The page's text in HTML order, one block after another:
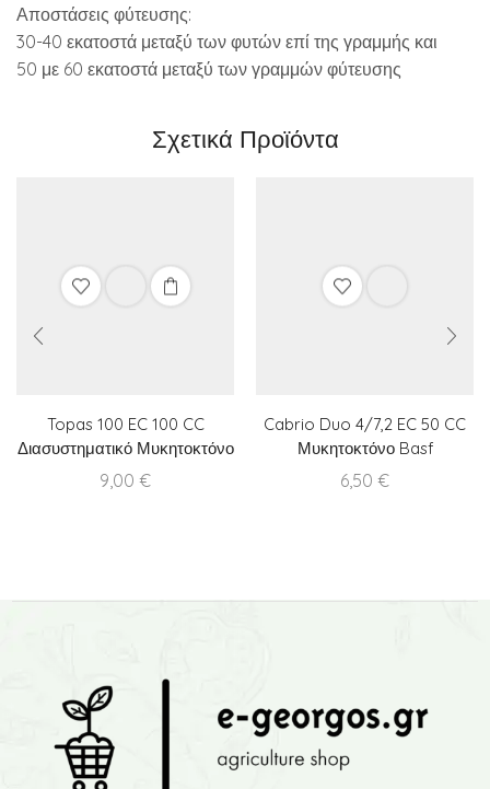
Αποστάσεις φύτευσης:
30-40 εκατοστά μεταξύ των φυτών επί της γραμμής και
50 με 60 εκατοστά μεταξύ των γραμμών φύτευσης
Σχετικά Προϊόντα
Topas 100 EC 100 CC
Διασυστηματικό Μυκητοκτόνο
9,00 €
Cabrio Duo 4/7,2 EC 50 CC
Μυκητοκτόνο Basf
6,50 €